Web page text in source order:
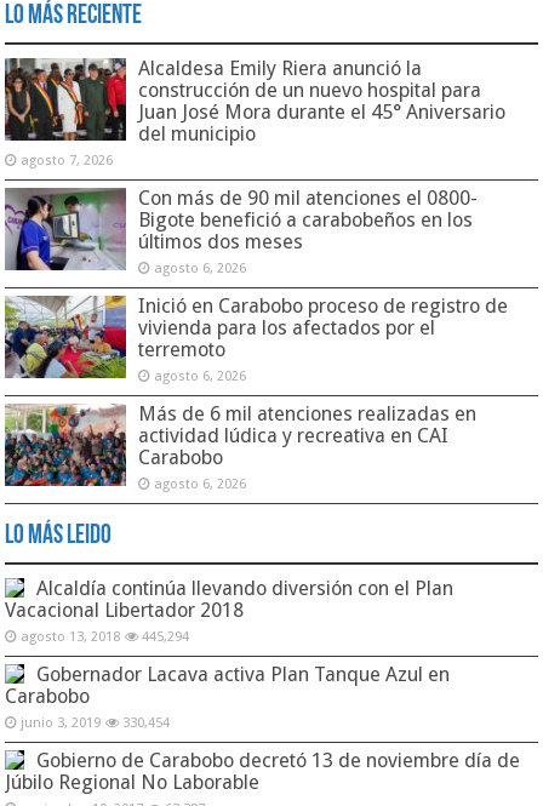
Lo Más Reciente
Alcaldesa Emily Riera anunció la
construcción de un nuevo hospital para
Juan José Mora durante el 45° Aniversario
del municipio
agosto 7, 2026
Con más de 90 mil atenciones el 0800-
Bigote benefició a carabobeños en los
últimos dos meses
agosto 6, 2026
Inició en Carabobo proceso de registro de
vivienda para los afectados por el
terremoto
agosto 6, 2026
Más de 6 mil atenciones realizadas en
actividad lúdica y recreativa en CAI
Carabobo
agosto 6, 2026
Lo Más Leido
Alcaldía continúa llevando diversión con el Plan
Vacacional Libertador 2018
agosto 13, 2018 445,294
Gobernador Lacava activa Plan Tanque Azul en
Carabobo
junio 3, 2019 330,454
Gobierno de Carabobo decretó 13 de noviembre día de
Júbilo Regional No Laborable